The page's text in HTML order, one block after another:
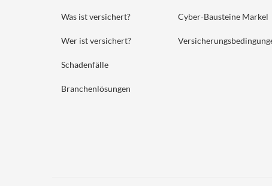
Was ist versichert?
Wer ist versichert?
Schadenfälle
Branchenlösungen
Cyber-Bausteine Markel